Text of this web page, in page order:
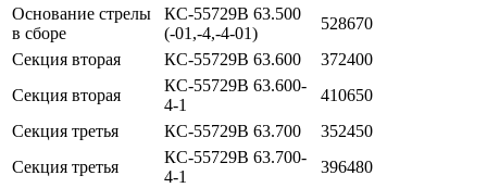
Основание стрелы
в сборе
КС-55729В 63.500
(-01,-4,-4-01)
528670
Секция вторая
КС-55729В 63.600
372400
Секция вторая
КС-55729В 63.600-
4-1
410650
Секция третья
КС-55729В 63.700
352450
Секция третья
КС-55729В 63.700-
4-1
396480